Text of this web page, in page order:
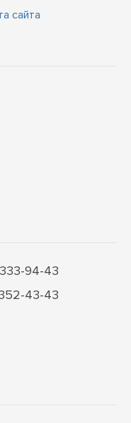
сайта
94-43
43-43